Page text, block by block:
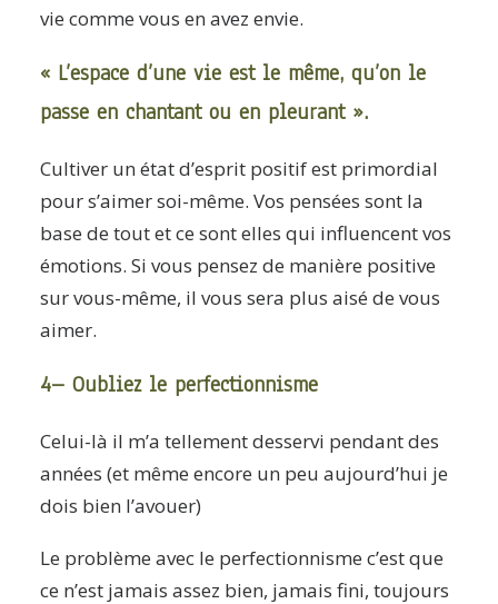
vie comme vous en avez envie.
« L’espace d’une vie est le même, qu’on le
passe en chantant ou en pleurant ».
Cultiver un état d’esprit positif est primordial
pour s’aimer soi-même. Vos pensées sont la
base de tout et ce sont elles qui influencent vos
émotions. Si vous pensez de manière positive
sur vous-même, il vous sera plus aisé de vous
aimer.
4– Oubliez le perfectionnisme
Celui-là il m’a tellement desservi pendant des
années (et même encore un peu aujourd’hui je
dois bien l’avouer)
Le problème avec le perfectionnisme c’est que
ce n’est jamais assez bien, jamais fini, toujours